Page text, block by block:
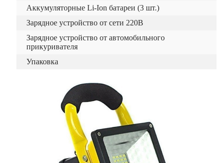
Аккумуляторные Li-Ion батареи (3 шт.)
Зарядное устройство от сети 220В
Зарядное устройство от автомобильного
прикуривателя
Упаковка